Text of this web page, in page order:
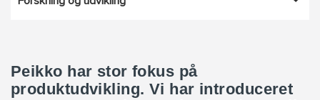
Peikko har stor fokus på
produktudvikling. Vi har introduceret